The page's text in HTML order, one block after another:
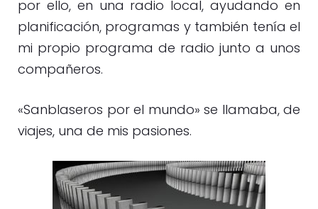
por ello, en una radio local, ayudando en
planificación, programas y también tenía el
mi propio programa de radio junto a unos
compañeros.
«Sanblaseros por el mundo» se llamaba, de
viajes, una de mis pasiones.